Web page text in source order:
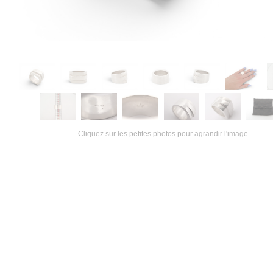
Cliquez sur les petites photos pour agrandir l'image.